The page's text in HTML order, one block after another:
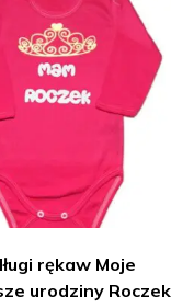
rękaw Moje
urodziny Roczek